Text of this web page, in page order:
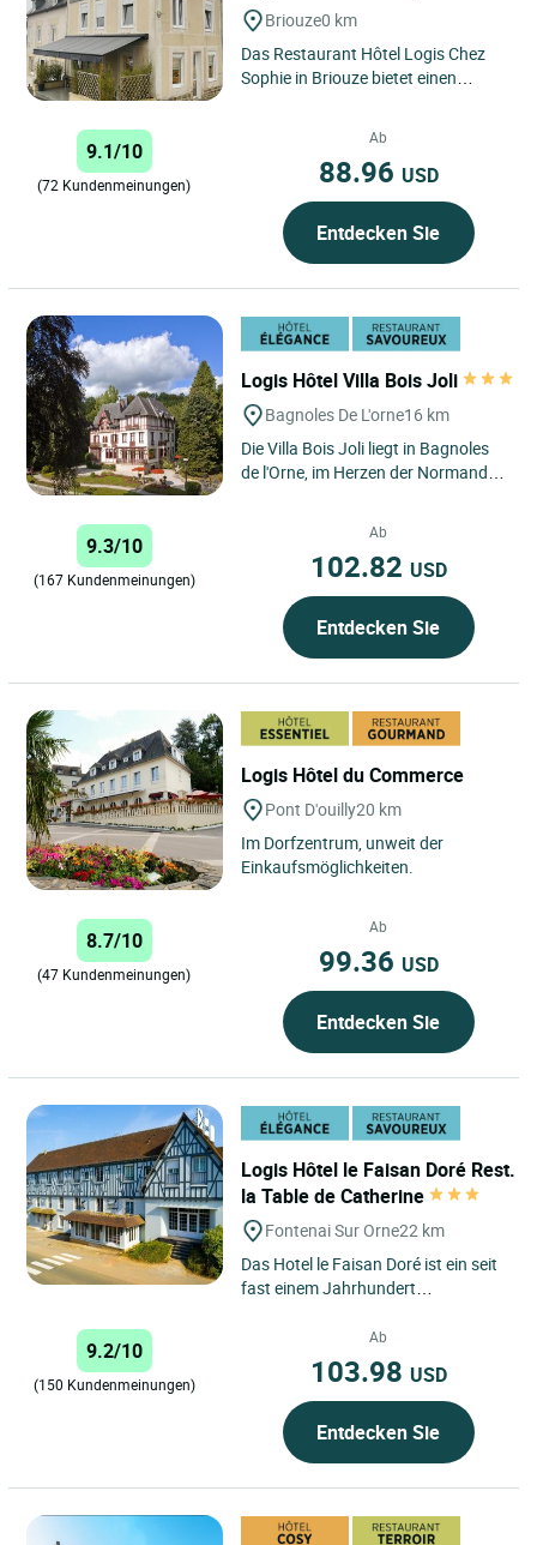
Briouze0 km
Das Restaurant Hôtel Logis Chez
Sophie in Briouze bietet einen
9.1/10
(72 Kundenmeinungen)
Ab
88.96 USD
Entdecken Sie
Logis Hôtel Villa Bois Joli
Bagnoles De L'orne16 km
Die Villa Bois Joli liegt in Bagnoles
de l'Orne, im Herzen der Normandie,
9.3/10
(167 Kundenmeinungen)
Ab
102.82 USD
Entdecken Sie
Logis Hôtel du Commerce
Pont D'ouilly20 km
Im Dorfzentrum, unweit der
Einkaufsmöglichkeiten.
8.7/10
(47 Kundenmeinungen)
Ab
99.36 USD
Entdecken Sie
Logis Hôtel le Faisan Doré Rest.
la Table de Catherine
Fontenai Sur Orne22 km
Das Hotel le Faisan Doré ist ein seit
fast einem Jahrhundert
Hotel vor den Toren der Stadt...
9.2/10
(150 Kundenmeinungen)
Ab
103.98 USD
Entdecken Sie